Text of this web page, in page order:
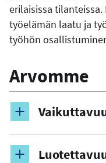
erilaisissa
työelämän laatu ja
työhön
Arvomme